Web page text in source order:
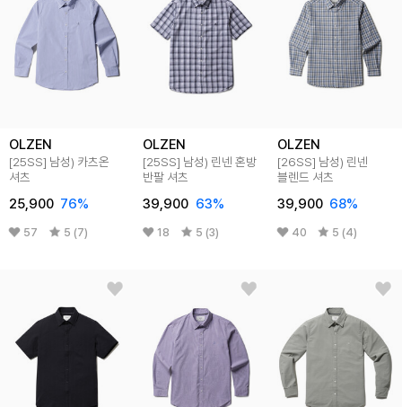
OLZEN
[25SS] 남성) 카츠온
셔츠
25,900 76%
57 5 (7)
OLZEN
[25SS] 남성) 린넨 혼방
반팔 셔츠
39,900 63%
18 5 (3)
OLZEN
[26SS] 남성) 린넨
블렌드 셔츠
39,900 68%
40 5 (4)